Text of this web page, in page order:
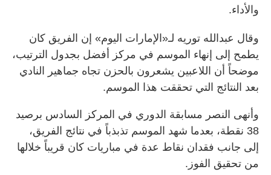
والأداء.
وقال عبدالله توريه لـ«الإمارات اليوم» إن الفريق كان
يطمح إلى إنهاء الموسم في مركز أفضل بجدول الترتيب،
موضحاً أن اللاعبين يشعرون بالحزن تجاه جماهير النادي
بعد النتائج التي تحققت هذا الموسم.
وأنهى النصر مسابقة الدوري في المركز السادس برصيد
38 نقطة، بعدما شهد الموسم تذبذباً في نتائج الفريق،
إلى جانب فقدان نقاط عدة في مباريات كان قريباً خلالها
من تحقيق الفوز.